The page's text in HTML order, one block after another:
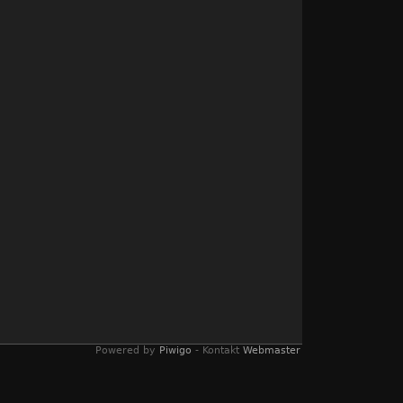
Powered by Piwigo - Kontakt Webmaster